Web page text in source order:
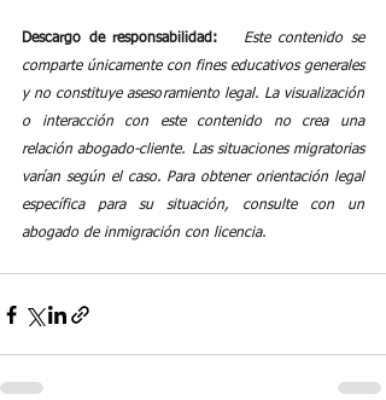
Descargo de responsabilidad:
Este contenido se
comparte únicamente con fines educativos generales
y no constituye asesoramiento legal. La visualización
o interacción con este contenido no crea una
relación abogado-cliente. Las situaciones migratorias
varían según el caso. Para obtener orientación legal
específica para su situación, consulte con un
abogado de inmigración con licencia.